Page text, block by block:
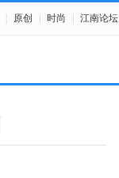
原创 时尚 江南论坛